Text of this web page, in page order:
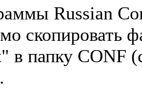
Russian
скопировать
в папку CONF